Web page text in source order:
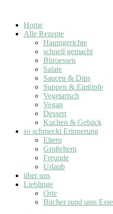
Home
Alle Rezepte
Hauptgerichte
schnell gemacht
Büroessen
Salate
Saucen & Dips
Suppen & Eintöpfe
Vegetarisch
Vegan
Dessert
Kuchen & Gebäck
so schmeckt Erinnerung
Eltern
Großeltern
Freunde
Urlaub
über uns
Lieblinge
Orte
Bücher rund ums